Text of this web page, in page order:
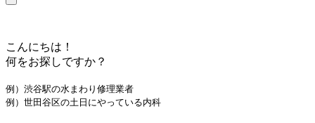
こんにちは！
何をお探しですか？
例）渋谷駅の水まわり修理業者
例）世田谷区の土日にやっている内科